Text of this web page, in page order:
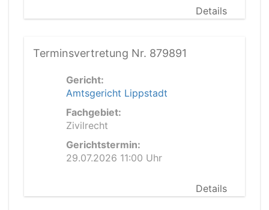
Details
Terminsvertretung Nr. 879891
Gericht:
Amtsgericht Lippstadt
Fachgebiet:
Zivilrecht
Gerichtstermin:
29.07.2026 11:00 Uhr
Details